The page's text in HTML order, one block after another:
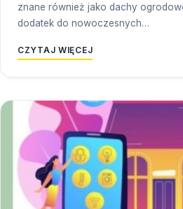
znane również jako dachy
dodatek do nowoczesnych…
CZYTAJ WIĘCEJ